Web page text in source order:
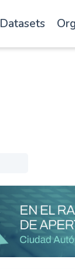
Datasets